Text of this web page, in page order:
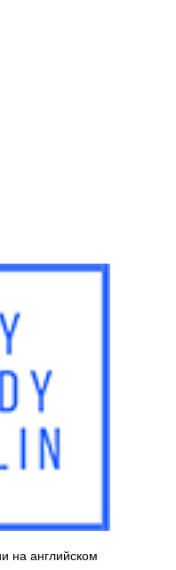
на английском